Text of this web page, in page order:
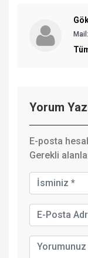
Yorum
E-posta
Gerekli